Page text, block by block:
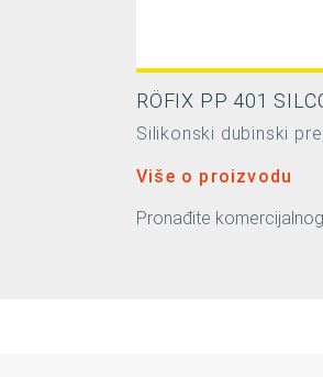
RÖFIX PP 401
Silikonski dubinski
Više o proizvodu
Pronađite